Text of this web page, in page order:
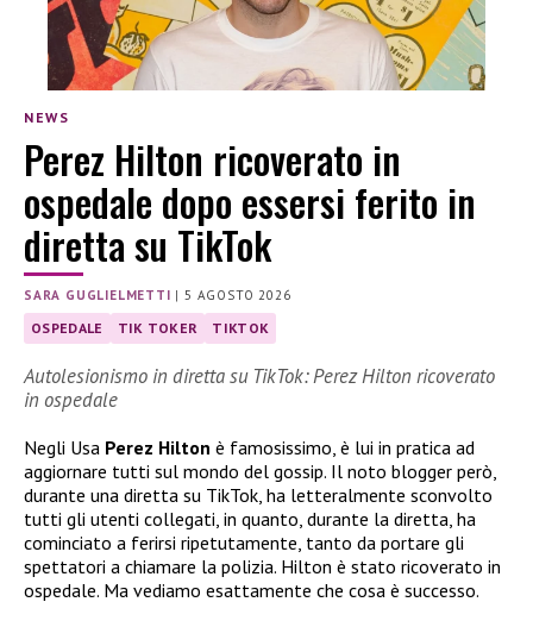
NEWS
Perez Hilton ricoverato in
ospedale dopo essersi ferito in
diretta su TikTok
SARA GUGLIELMETTI |5 AGOSTO 2026
OSPEDALE TIK TOKER TIKTOK
Autolesionismo in diretta su TikTok: Perez Hilton ricoverato
in ospedale
Negli Usa Perez Hilton è famosissimo, è lui in pratica ad
aggiornare tutti sul mondo del gossip. Il noto blogger però,
durante una diretta su TikTok, ha letteralmente sconvolto
tutti gli utenti collegati, in quanto, durante la diretta, ha
cominciato a ferirsi ripetutamente, tanto da portare gli
spettatori a chiamare la polizia. Hilton è stato ricoverato in
ospedale. Ma vediamo esattamente che cosa è successo.